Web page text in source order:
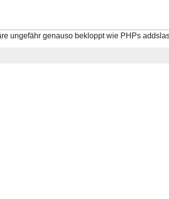
ungefähr genauso bekloppt wie PHPs